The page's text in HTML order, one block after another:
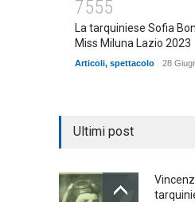
7555
La tarquiniese Sofia
Miss Miluna Lazio 2023
Articoli, spettacolo 28
Ultimi post